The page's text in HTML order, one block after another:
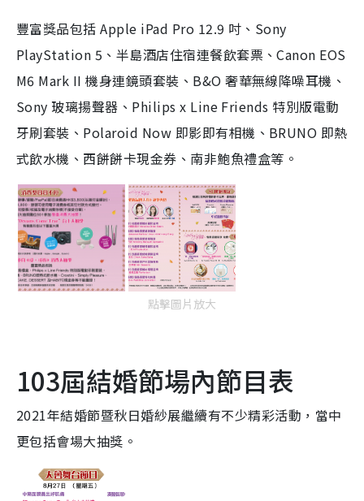
豐富獎品包括 Apple iPad Pro 12.9 吋、Sony
PlayStation 5、半島酒店住宿連餐飲套票、Canon EOS
M6 Mark II 機身連鏡頭套裝、B&O 奢華無線降噪耳機、
Sony 玻璃揚聲器、Philips x Line Friends 特別版電動
牙刷套裝、Polaroid Now 即影即有相機、BRUNO 即熱
式飲水機、西餅餅卡現金券、南非鮑魚禮盒等。
點擊圖片放大
103屆結婚節場內節目表
2021年結婚節暨秋日婚紗展繼續有不少精彩活動，當中
更包括會場大抽獎。